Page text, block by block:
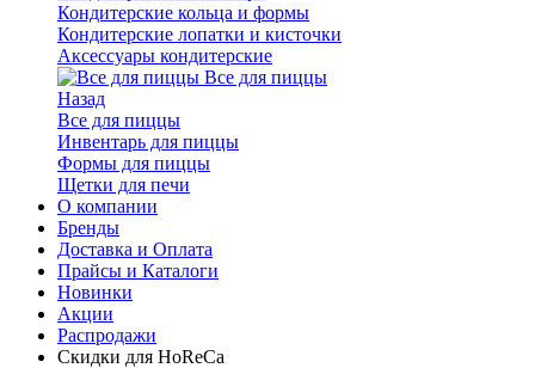
Кондитерские кольца и формы
Кондитерские лопатки и кисточки
Аксессуары кондитерские
Все для пиццы
Назад
Все для пиццы
Инвентарь для пиццы
Формы для пиццы
Щетки для печи
О компании
Бренды
Доставка и Оплата
Прайсы и Каталоги
Новинки
Акции
Распродажи
Скидки для HoReCa